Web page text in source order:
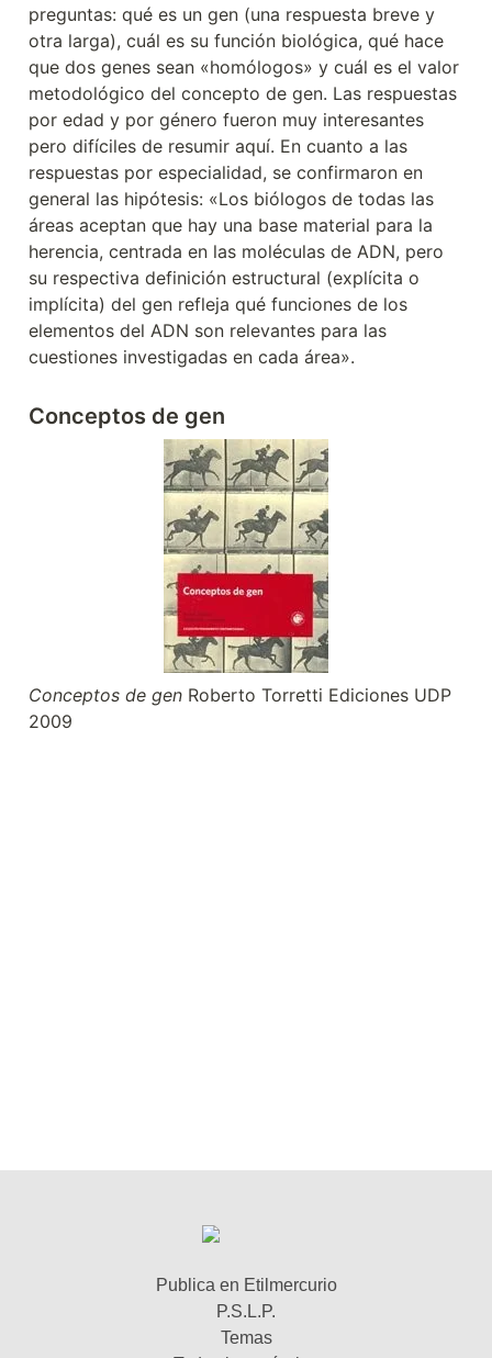
preguntas: qué es un gen (una respuesta breve y
otra larga), cuál es su función biológica, qué hace
que dos genes sean «homólogos» y cuál es el valor
metodológico del concepto de gen. Las respuestas
por edad y por género fueron muy interesantes
pero difíciles de resumir aquí. En cuanto a las
respuestas por especialidad, se confirmaron en
general las hipótesis: «Los biólogos de todas las
áreas aceptan que hay una base material para la
herencia, centrada en las moléculas de ADN, pero
su respectiva definición estructural (explícita o
implícita) del gen refleja qué funciones de los
elementos del ADN son relevantes para las
cuestiones investigadas en cada área».
Conceptos de gen
Conceptos de gen Roberto Torretti Ediciones UDP
2009
Publica en Etilmercurio
P.S.L.P.
Temas